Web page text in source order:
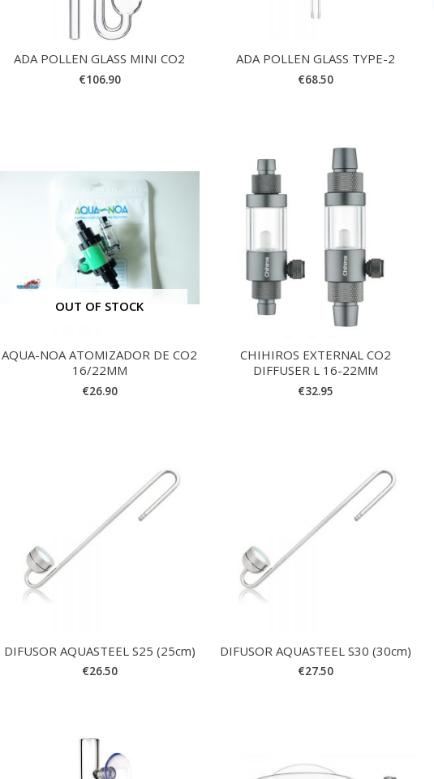
ADA POLLEN GLASS MINI CO2
€106.90
ADA POLLEN GLASS TYPE-2
€68.50
OUT OF STOCK
AQUA-NOA ATOMIZADOR DE CO2
16/22MM
€26.90
CHIHIROS EXTERNAL CO2
DIFFUSER L 16-22MM
€32.95
DIFUSOR AQUASTEEL S25 (25cm)
€26.50
DIFUSOR AQUASTEEL S30 (30cm)
€27.50